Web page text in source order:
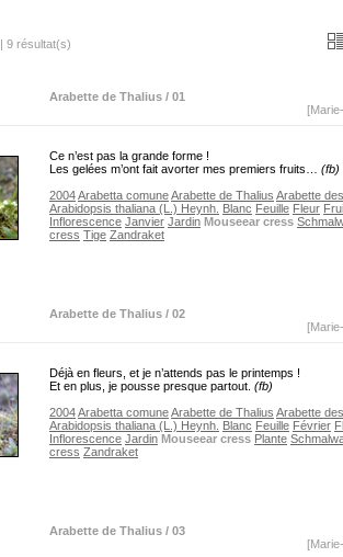
| 9 résultat(s)
Arabette de Thalius / 01
Ce n’est pas la grande forme !
Les gelées m’ont fait avorter mes premiers fruits… (fb)
2004Arabetta comuneArabette de Thalius Arabette
Arabidopsis thaliana (L.) Heynh. Blanc Feuille Fleur
Inflorescence Janvier Jardin Mouseear cress
cress Tige Zandraket
Arabette de Thalius / 02
Déjà en fleurs, et je n’attends pas le printemps !
Et en plus, je pousse presque partout. (fb)
2004Arabetta comuneArabette de Thalius Arabette
Arabidopsis thaliana (L.) Heynh. Blanc Feuille Février
Inflorescence Jardin Mouseear cress Plante
cress Zandraket
Arabette de Thalius / 03